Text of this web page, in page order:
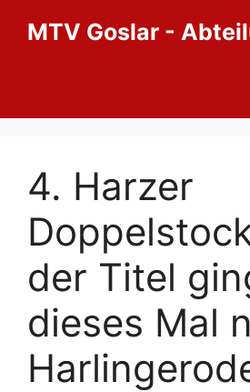
InhaltMTV Goslar -
4. Harzer
der Titel
dieses Mal